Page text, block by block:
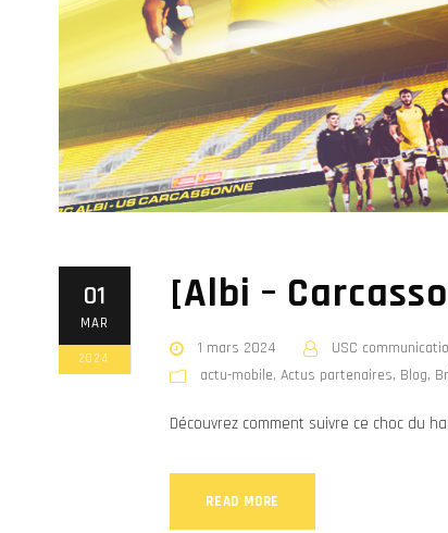
01
MAR
2024
[Albi –
1 mars 2024
USC
actu-mobile, Actus partenaires, Blog,
Découvrez comment suivre ce choc du
READ MORE